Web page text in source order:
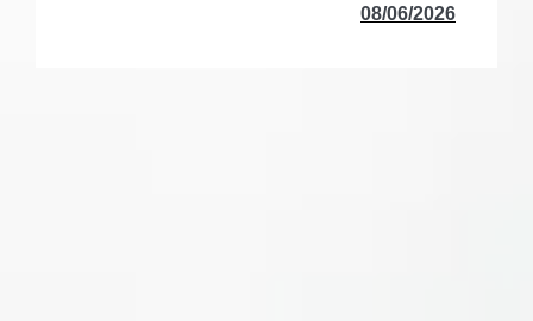
08/06/2026